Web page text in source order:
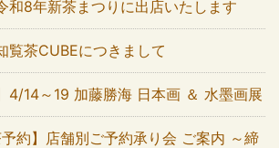
和8年新茶まつりに出店いたします
覧茶CUBEにつきまして
4/14～19 加藤勝海 日本画 ＆ 水墨画展
予約】店舗別ご予約承り会 ご案内 ～締